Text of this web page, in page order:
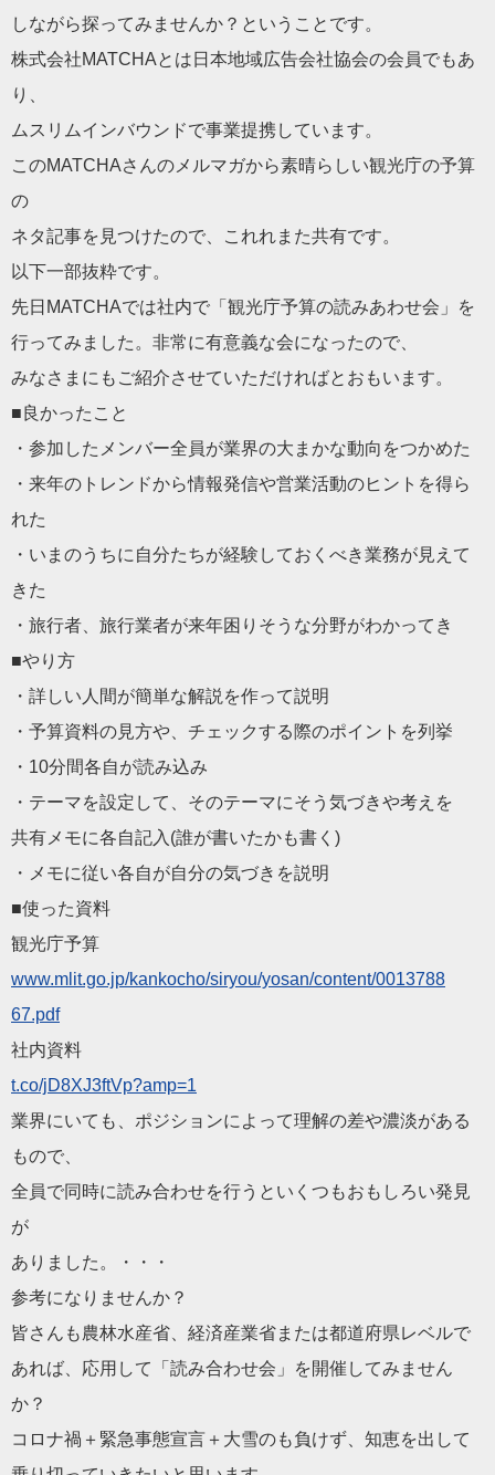
しながら探ってみませんか？ということです。
株式会社MATCHAとは日本地域広告会社協会の会員でもあ
り、
ムスリムインバウンドで事業提携しています。
このMATCHAさんのメルマガから素晴らしい観光庁の予算
の
ネタ記事を見つけたので、これれまた共有です。
以下一部抜粋です。
先日MATCHAでは社内で「観光庁予算の読みあわせ会」を
行ってみました。非常に有意義な会になったので、
みなさまにもご紹介させていただければとおもいます。
■良かったこと
・参加したメンバー全員が業界の大まかな動向をつかめた
・来年のトレンドから情報発信や営業活動のヒントを得ら
れた
・いまのうちに自分たちが経験しておくべき業務が見えて
きた
・旅行者、旅行業者が来年困りそうな分野がわかってき
■やり方
・詳しい人間が簡単な解説を作って説明
・予算資料の見方や、チェックする際のポイントを列挙
・10分間各自が読み込み
・テーマを設定して、そのテーマにそう気づきや考えを
共有メモに各自記入(誰が書いたかも書く)
・メモに従い各自が自分の気づきを説明
■使った資料
観光庁予算
www.mlit.go.jp/kankocho/siryou/yosan/content/0013788
67.pdf
社内資料
t.co/jD8XJ3ftVp?amp=1
業界にいても、ポジションによって理解の差や濃淡がある
もので、
全員で同時に読み合わせを行うといくつもおもしろい発見
が
ありました。・・・
参考になりませんか？
皆さんも農林水産省、経済産業省または都道府県レベルで
あれば、応用して「読み合わせ会」を開催してみません
か？
コロナ禍＋緊急事態宣言＋大雪のも負けず、知恵を出して